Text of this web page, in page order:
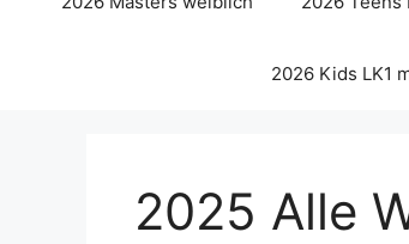
2026 Kids LK1
2025 Alle